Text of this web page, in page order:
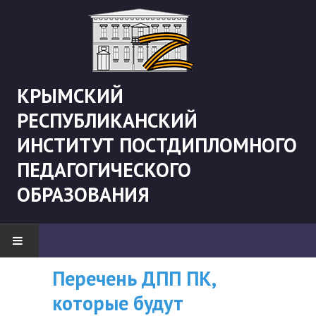
КРЫМСКИЙ
РЕСПУБЛИКАНСКИЙ
ИНСТИТУТ ПОСТДИПЛОМНОГО
ПЕДАГОГИЧЕСКОГО
ОБРАЗОВАНИЯ
НОВОСТИ
"Боевая" русистика
ВНИМАНИЮ
СЛУШАТЕЛЕЙ, У
Перечень ДПП
которые будут
Рекомендации «Об
организации